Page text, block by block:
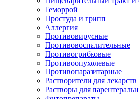
Геморрой
Простуда и грипп
Аллергия
Противовирусные
Противовоспалительные
Противогрибковые
Противоопухолевые
Противопаразитарные
Растворители для лекарств
Растворы для